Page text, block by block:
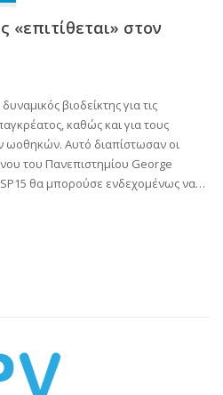
«επιτίθεται» στον
βιοδείκτης για τις
καθώς και για τους
ωοθηκών. Αυτό διαπίστωσαν οι
του Πανεπιστημίου George
θα μπορούσε ενδεχομένως να…